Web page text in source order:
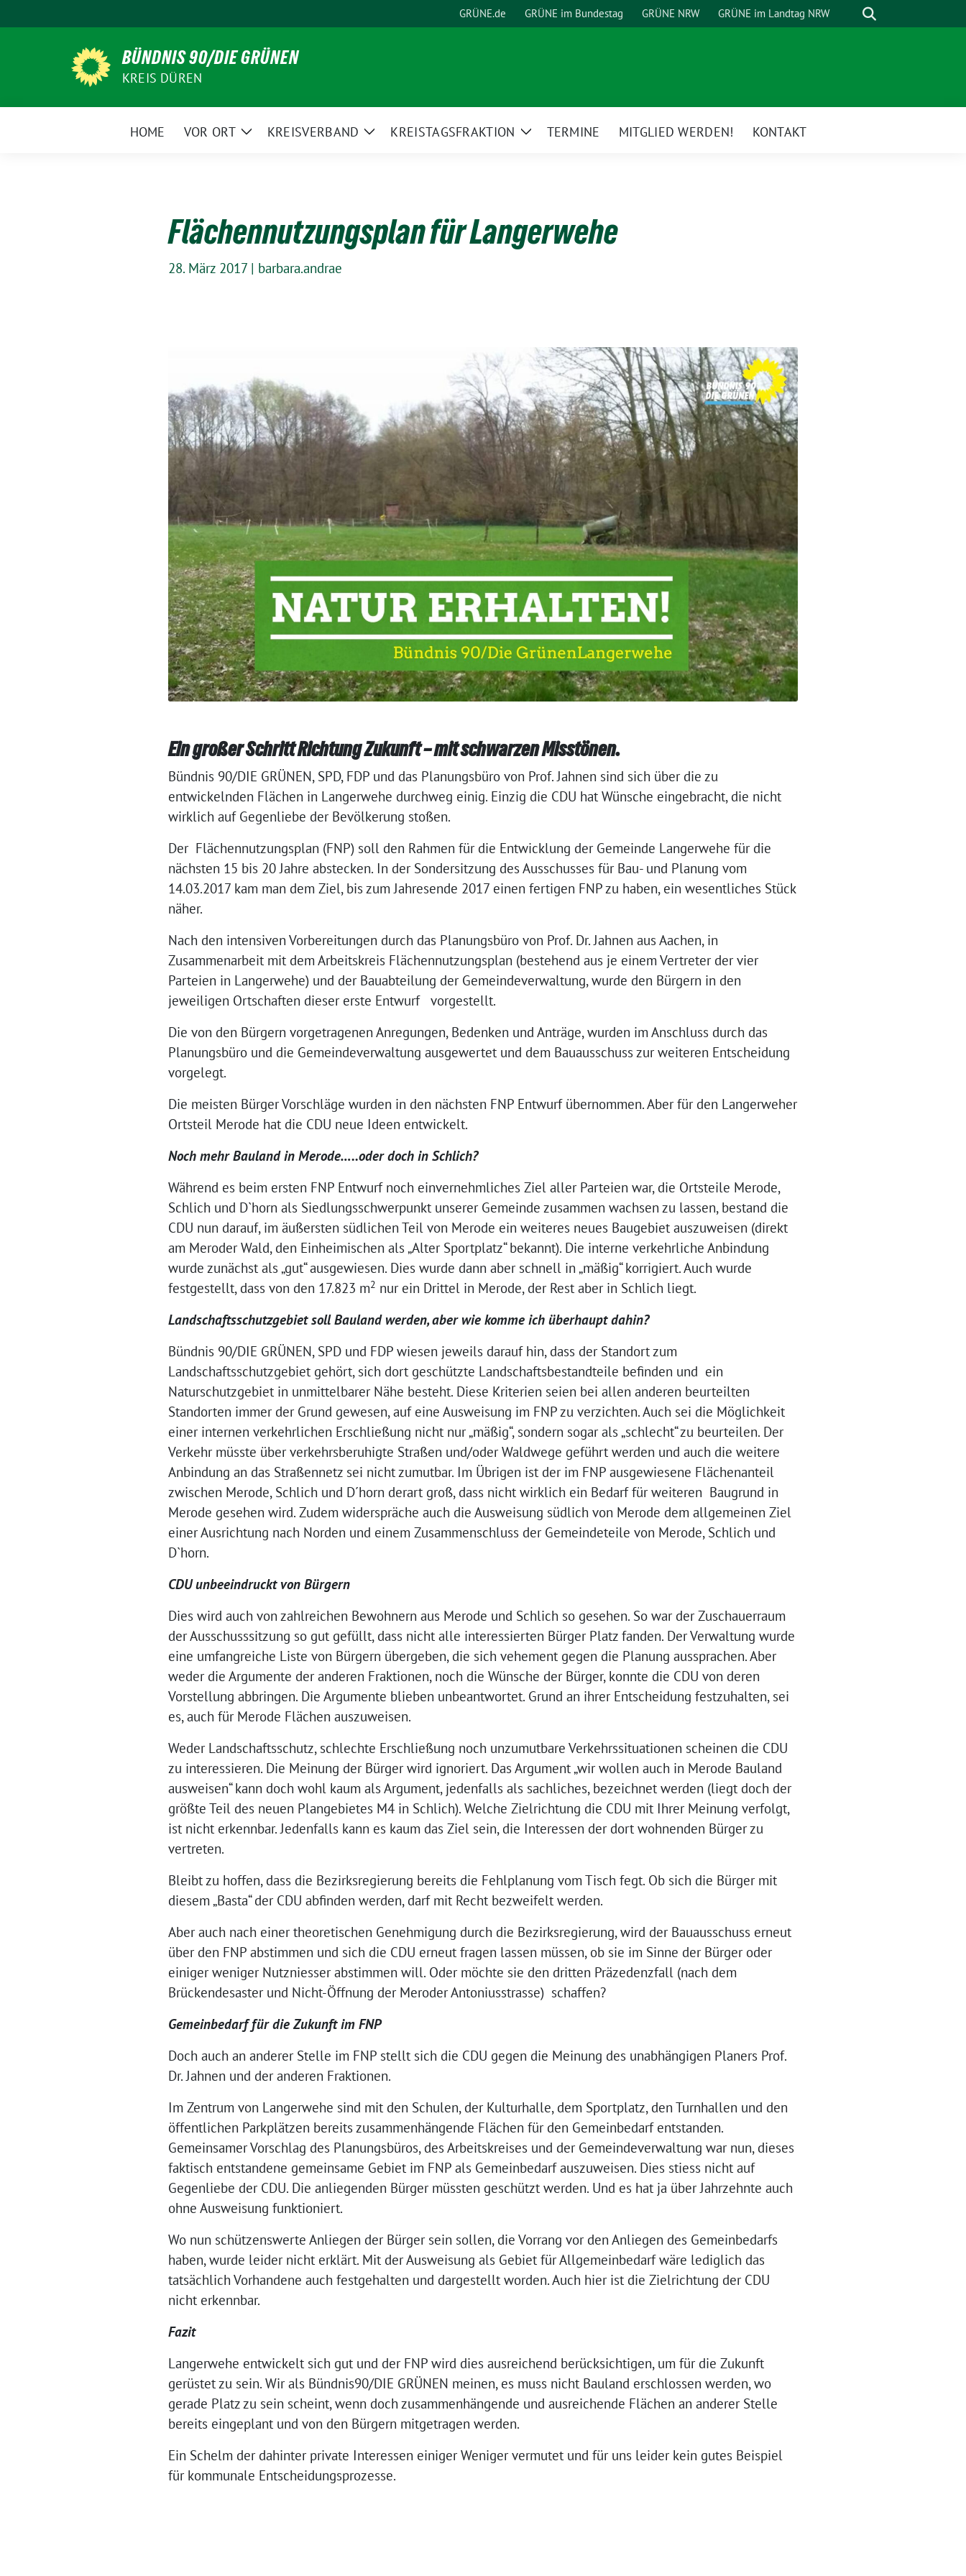
zum
GRÜNE.de GRÜNE im Bundestag GRÜNE NRW GRÜNE im Landtag NRW Suche
BÜNDNIS 90/DIE GRÜNEN
KREIS DÜREN
HOME VOR ORT
ZeigeKREISVERBAND
ZeigeKREISTAGSFRAKTION
ZeigeTERMINE MITGLIED WERDEN! KONTAKT
Flächennutzungsplan für Langerwehe
28. März 2017 | barbara.andrae
Ein großer Schritt Richtung Zukunft – mit schwarzen Misstönen.
Bündnis 90/DIE GRÜNEN, SPD, FDP und das Planungsbüro von Prof. Jahnen sind sich über die zu
entwickelnden Flächen in Langerwehe durchweg einig. Einzig die CDU hat Wünsche eingebracht, die nicht
wirklich auf Gegenliebe der Bevölkerung stoßen.
Der Flächennutzungsplan (FNP) soll den Rahmen für die Entwicklung der Gemeinde Langerwehe für die
nächsten 15 bis 20 Jahre abstecken. In der Sondersitzung des Ausschusses für Bau- und Planung vom
14.03.2017 kam man dem Ziel, bis zum Jahresende 2017 einen fertigen FNP zu haben, ein wesentliches Stück
näher.
Nach den intensiven Vorbereitungen durch das Planungsbüro von Prof. Dr. Jahnen aus Aachen, in
Zusammenarbeit mit dem Arbeitskreis Flächennutzungsplan (bestehend aus je einem Vertreter der vier
Parteien in Langerwehe) und der Bauabteilung der Gemeindeverwaltung, wurde den Bürgern in den
jeweiligen Ortschaften dieser erste Entwurf vorgestellt.
Die von den Bürgern vorgetragenen Anregungen, Bedenken und Anträge, wurden im Anschluss durch das
Planungsbüro und die Gemeindeverwaltung ausgewertet und dem Bauausschuss zur weiteren Entscheidung
vorgelegt.
Die meisten Bürger Vorschläge wurden in den nächsten FNP Entwurf übernommen. Aber für den Langerweher
Ortsteil Merode hat die CDU neue Ideen entwickelt.
Noch mehr Bauland in Merode…..oder doch in Schlich?
Während es beim ersten FNP Entwurf noch einvernehmliches Ziel aller Parteien war, die Ortsteile Merode,
Schlich und D`horn als Siedlungsschwerpunkt unserer Gemeinde zusammen wachsen zu lassen, bestand die
CDU nun darauf, im äußersten südlichen Teil von Merode ein weiteres neues Baugebiet auszuweisen (direkt
am Meroder Wald, den Einheimischen als „Alter Sportplatz“ bekannt). Die interne verkehrliche Anbindung
wurde zunächst als „gut“ ausgewiesen. Dies wurde dann aber schnell in „mäßig“ korrigiert. Auch wurde
festgestellt, dass von den 17.823 m2 nur ein Drittel in Merode, der Rest aber in Schlich liegt.
Landschaftsschutzgebiet soll Bauland werden, aber wie komme ich überhaupt dahin?
Bündnis 90/DIE GRÜNEN, SPD und FDP wiesen jeweils darauf hin, dass der Standort zum
Landschaftsschutzgebiet gehört, sich dort geschützte Landschaftsbestandteile befinden und ein
Naturschutzgebiet in unmittelbarer Nähe besteht. Diese Kriterien seien bei allen anderen beurteilten
Standorten immer der Grund gewesen, auf eine Ausweisung im FNP zu verzichten. Auch sei die Möglichkeit
einer internen verkehrlichen Erschließung nicht nur „mäßig“, sondern sogar als „schlecht“ zu beurteilen. Der
Verkehr müsste über verkehrsberuhigte Straßen und/oder Waldwege geführt werden und auch die weitere
Anbindung an das Straßennetz sei nicht zumutbar. Im Übrigen ist der im FNP ausgewiesene Flächenanteil
zwischen Merode, Schlich und D´horn derart groß, dass nicht wirklich ein Bedarf für weiteren Baugrund in
Merode gesehen wird. Zudem widerspräche auch die Ausweisung südlich von Merode dem allgemeinen Ziel
einer Ausrichtung nach Norden und einem Zusammenschluss der Gemeindeteile von Merode, Schlich und
D`horn.
CDU unbeeindruckt von Bürgern
Dies wird auch von zahlreichen Bewohnern aus Merode und Schlich so gesehen. So war der Zuschauerraum
der Ausschusssitzung so gut gefüllt, dass nicht alle interessierten Bürger Platz fanden. Der Verwaltung wurde
eine umfangreiche Liste von Bürgern übergeben, die sich vehement gegen die Planung aussprachen. Aber
weder die Argumente der anderen Fraktionen, noch die Wünsche der Bürger, konnte die CDU von deren
Vorstellung abbringen. Die Argumente blieben unbeantwortet. Grund an ihrer Entscheidung festzuhalten, sei
es, auch für Merode Flächen auszuweisen.
Weder Landschaftsschutz, schlechte Erschließung noch unzumutbare Verkehrssituationen scheinen die CDU
zu interessieren. Die Meinung der Bürger wird ignoriert. Das Argument „wir wollen auch in Merode Bauland
ausweisen“ kann doch wohl kaum als Argument, jedenfalls als sachliches, bezeichnet werden (liegt doch der
größte Teil des neuen Plangebietes M4 in Schlich). Welche Zielrichtung die CDU mit Ihrer Meinung verfolgt,
ist nicht erkennbar. Jedenfalls kann es kaum das Ziel sein, die Interessen der dort wohnenden Bürger zu
vertreten.
Bleibt zu hoffen, dass die Bezirksregierung bereits die Fehlplanung vom Tisch fegt. Ob sich die Bürger mit
diesem „Basta“ der CDU abfinden werden, darf mit Recht bezweifelt werden.
Aber auch nach einer theoretischen Genehmigung durch die Bezirksregierung, wird der Bauausschuss erneut
über den FNP abstimmen und sich die CDU erneut fragen lassen müssen, ob sie im Sinne der Bürger oder
einiger weniger Nutzniesser abstimmen will. Oder möchte sie den dritten Präzedenzfall (nach dem
Brückendesaster und Nicht-Öffnung der Meroder Antoniusstrasse) schaffen?
Gemeinbedarf für die Zukunft im FNP
Doch auch an anderer Stelle im FNP stellt sich die CDU gegen die Meinung des unabhängigen Planers Prof.
Dr. Jahnen und der anderen Fraktionen.
Im Zentrum von Langerwehe sind mit den Schulen, der Kulturhalle, dem Sportplatz, den Turnhallen und den
öffentlichen Parkplätzen bereits zusammenhängende Flächen für den Gemeinbedarf entstanden.
Gemeinsamer Vorschlag des Planungsbüros, des Arbeitskreises und der Gemeindeverwaltung war nun, dieses
faktisch entstandene gemeinsame Gebiet im FNP als Gemeinbedarf auszuweisen. Dies stiess nicht auf
Gegenliebe der CDU. Die anliegenden Bürger müssten geschützt werden. Und es hat ja über Jahrzehnte auch
ohne Ausweisung funktioniert.
Wo nun schützenswerte Anliegen der Bürger sein sollen, die Vorrang vor den Anliegen des Gemeinbedarfs
haben, wurde leider nicht erklärt. Mit der Ausweisung als Gebiet für Allgemeinbedarf wäre lediglich das
tatsächlich Vorhandene auch festgehalten und dargestellt worden. Auch hier ist die Zielrichtung der CDU
nicht erkennbar.
Fazit
Langerwehe entwickelt sich gut und der FNP wird dies ausreichend berücksichtigen, um für die Zukunft
gerüstet zu sein. Wir als Bündnis90/DIE GRÜNEN meinen, es muss nicht Bauland erschlossen werden, wo
gerade Platz zu sein scheint, wenn doch zusammenhängende und ausreichende Flächen an anderer Stelle
bereits eingeplant und von den Bürgern mitgetragen werden.
Ein Schelm der dahinter private Interessen einiger Weniger vermutet und für uns leider kein gutes Beispiel
für kommunale Entscheidungsprozesse.